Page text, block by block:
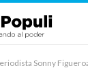
Sonny Figueroa es